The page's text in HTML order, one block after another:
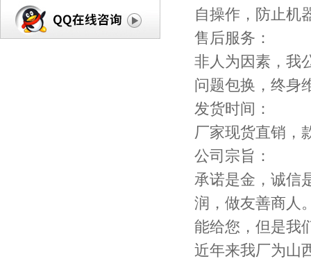
自操作，防止机
售后服务：
非人为因素，我
问题包换，终身
发货时间：
厂家现货直销，
公司宗旨：
承诺是金，诚信
润，做友善商人
能给您，但是我
近年来我厂为山